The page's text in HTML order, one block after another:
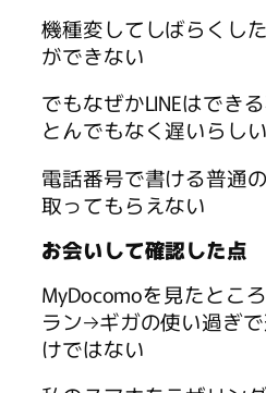
機種変してしばらくし
ができない
でもなぜかLINEはでき
とんでもなく遅いらしい
電話番号で書ける普通
取ってもらえない
お会いして確認した点
MyDocomoを見たとこ
ラン→ギガの使い過ぎ
けではない